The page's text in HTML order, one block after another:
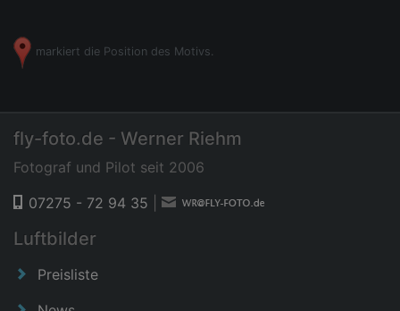
markiert die Position des Motivs.
fly-foto.de - Werner Riehm
Fotograf und Pilot seit 2006
07275 - 72 94 35
Luftbilder
Preisliste